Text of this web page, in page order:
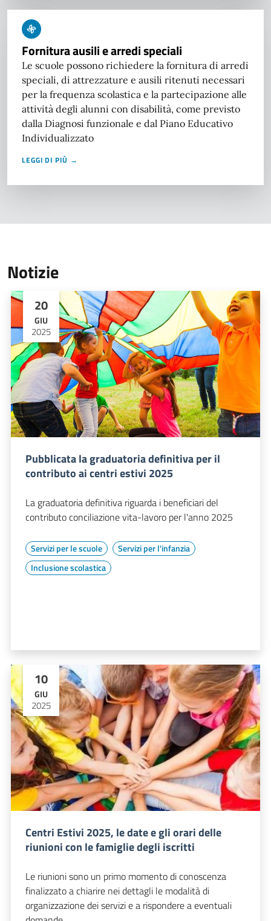
Fornitura ausili e arredi speciali
Le scuole possono richiedere la fornitura di arredi
speciali, di attrezzature e ausili ritenuti necessari
per la frequenza scolastica e la partecipazione alle
attività degli alunni con disabilità, come previsto
dalla Diagnosi funzionale e dal Piano Educativo
Individualizzato
LEGGI DI PIÙ →
Notizie
20
GIU
2025
Pubblicata la graduatoria definitiva per il
contributo ai centri estivi 2025
La graduatoria definitiva riguarda i beneficiari del
contributo conciliazione vita-lavoro per l'anno 2025
Servizi per le scuole
Servizi per l'infanzia
Inclusione scolastica
10
GIU
2025
Centri Estivi 2025, le date e gli orari delle
riunioni con le famiglie degli iscritti
Le riunioni sono un primo momento di conoscenza
finalizzato a chiarire nei dettagli le modalità di
organizzazione dei servizi e a rispondere a eventuali